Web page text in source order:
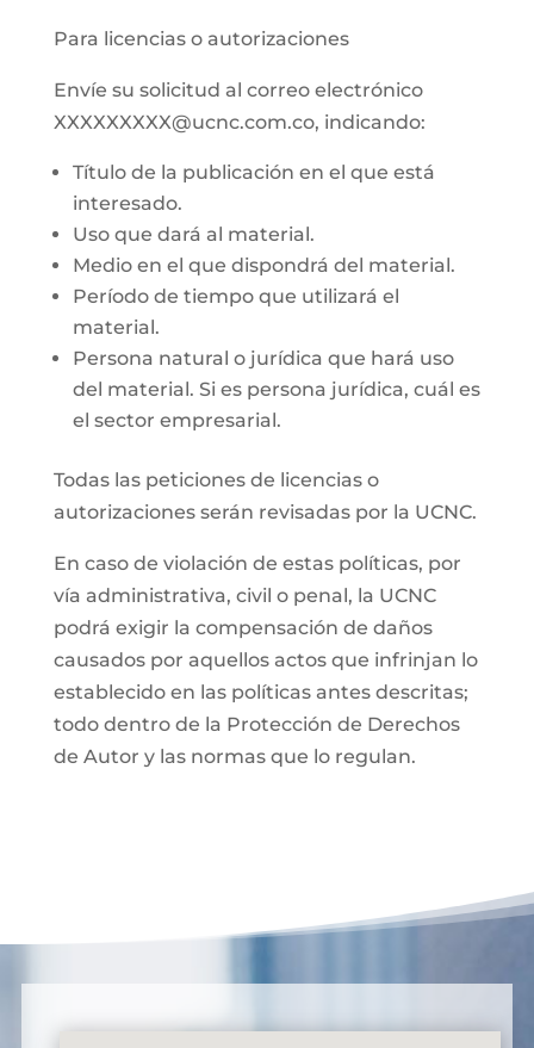
Para licencias o autorizaciones
Envíe su solicitud al correo electrónico
XXXXXXXXX@ucnc.com.co, indicando:
Título de la publicación en el que está
interesado.
Uso que dará al material.
Medio en el que dispondrá del material.
Período de tiempo que utilizará el
material.
Persona natural o jurídica que hará uso
del material. Si es persona jurídica, cuál es
el sector empresarial.
Todas las peticiones de licencias o
autorizaciones serán revisadas por la UCNC.
En caso de violación de estas políticas, por
vía administrativa, civil o penal, la UCNC
podrá exigir la compensación de daños
causados por aquellos actos que infrinjan lo
establecido en las políticas antes descritas;
todo dentro de la Protección de Derechos
de Autor y las normas que lo regulan.